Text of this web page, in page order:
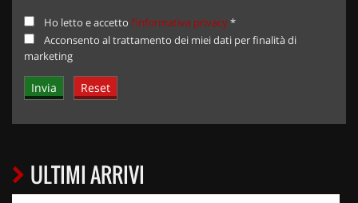
Ho letto e accetto l'informativa privacy*
Acconsento al trattamento dei miei dati per finalità di
marketing
ULTIMI ARRIVI